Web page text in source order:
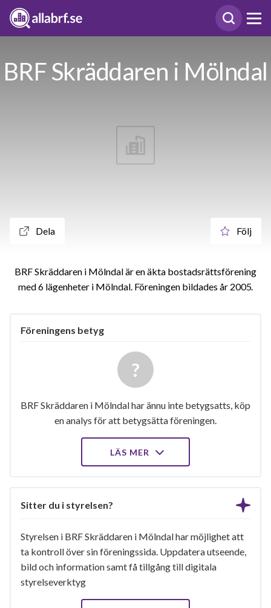
BRF Skräddaren i Mölndal
Dela Följ
BRF Skräddaren i Mölndal är en äkta bostadsrättsförening
med 6 lägenheter i Mölndal. Föreningen bildades år 2005
Föreningens betyg
BRF Skräddaren i Mölndal har ännu inte betygsatts, köp
en analys för att betygsätta föreningen.
LÄS MER
Sitter du i styrelsen?
Styrelsen i BRF Skräddaren i Mölndal har möjlighet att
ta kontroll över sin föreningssida. Uppdatera utseende,
bild och information samt få tillgång till digitala
styrelseverktyg